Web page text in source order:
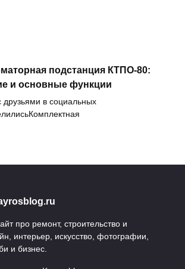
подстанция КТПО-80:
и основные функции
друзьями в социальных
про ремонт, строительство и
интерьер, искусство, фотографии,
и бизнес.